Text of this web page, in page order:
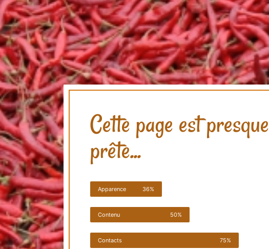
Cette page est presque
prête...
Apparence 36%
Contenu 50%
Contacts 75%